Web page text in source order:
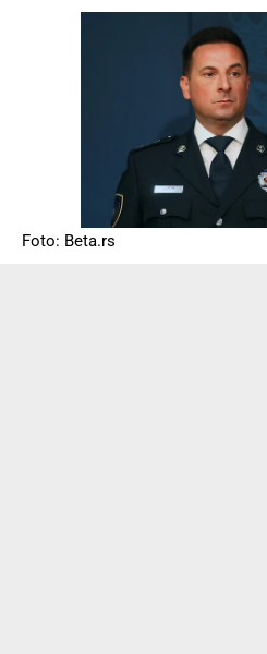
Foto: Beta.rs